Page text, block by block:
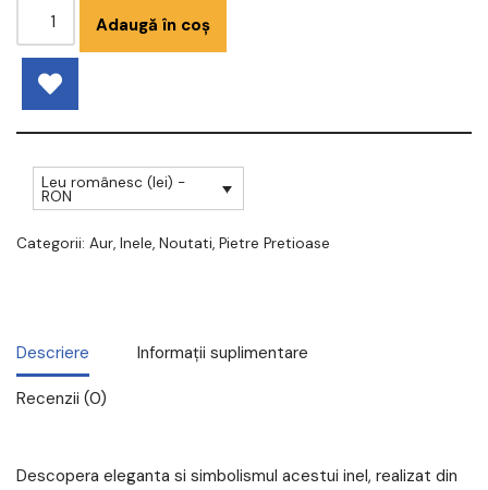
Adaugă în coș
Leu românesc (lei) -
RON
Categorii: Aur, Inele, Noutati, Pietre Pretioase
Descriere Informații suplimentare
Recenzii (0)
Descopera eleganta si simbolismul acestui inel, realizat din